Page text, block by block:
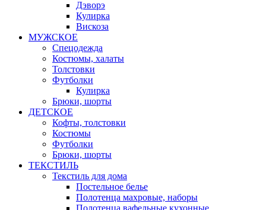
Дэворэ
Кулирка
Вискоза
МУЖСКОЕ
Спецодежда
Костюмы, халаты
Толстовки
Футболки
Кулирка
Брюки, шорты
ДЕТСКОЕ
Кофты, толстовки
Костюмы
Футболки
Брюки, шорты
ТЕКСТИЛЬ
Текстиль для дома
Постельное белье
Полотенца махровые, наборы
Полотенца вафельные кухонные